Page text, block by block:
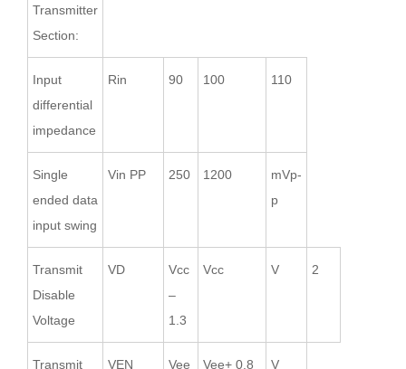
Transmitter
Section:
Input
differential
impedance
Rin 90 100 110
Single
ended data
input swing
Vin PP 250 1200
mVp-
p
Transmit
Disable
Voltage
VD
Vcc
–
1.3
Vcc V 2
Transmit
VEN Vee Vee+ 0.8 V